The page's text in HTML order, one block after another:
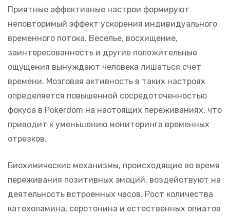
Приятные аффективные настрои формируют
неповторимый эффект ускорения индивидуального
временного потока. Веселье, восхищение,
заинтересованность и другие положительные
ощущения вынуждают человека лишаться счет
времени. Мозговая активность в таких настроях
определяется повышенной сосредоточенностью
фокуса в Pokerdom на настоящих переживаниях, что
приводит к уменьшению мониторинга временных
отрезков.
Биохимические механизмы, происходящие во время
переживания позитивных эмоций, воздействуют на
деятельность встроенных часов. Рост количества
катехоламина, серотонина и естественных опиатов